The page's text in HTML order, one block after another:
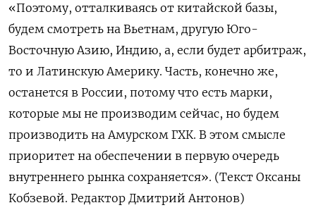
«Поэтому, отталкиваясь от китайской базы,
будем смотреть на Вьетнам, другую Юго-
Восточную Азию, Индию, а, если будет арбитраж,
то и Латинскую Америку. Часть, конечно же,
останется в России, потому что есть марки,
которые мы не производим сейчас, но будем
производить на Амурском ГХК. В этом смысле
приоритет на обеспечении в первую очередь
внутреннего рынка сохраняется». (Текст Оксаны
Кобзевой. Редактор Дмитрий Антонов)